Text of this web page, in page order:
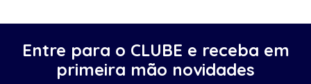
Entre para o CLUBE e receba em
primeira mão novidades